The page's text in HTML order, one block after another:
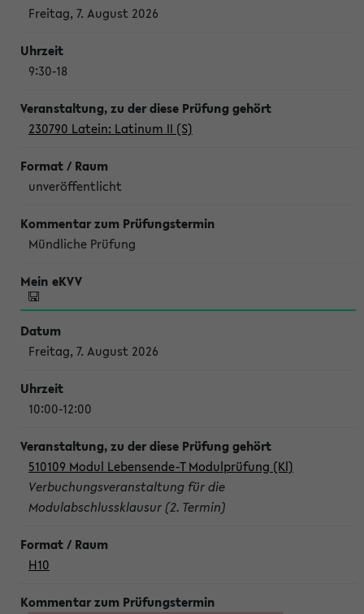
Freitag, 7. August 2026
9:30-18
230790 Latein: Latinum II (S)
unveröffentlicht
Mündliche Prüfung
Freitag, 7. August 2026
10:00-12:00
510109 Modul Lebensende-T Modulprüfung (Kl)
Verbuchungsveranstaltung für die
Modulabschlussklausur (2. Termin)
H10